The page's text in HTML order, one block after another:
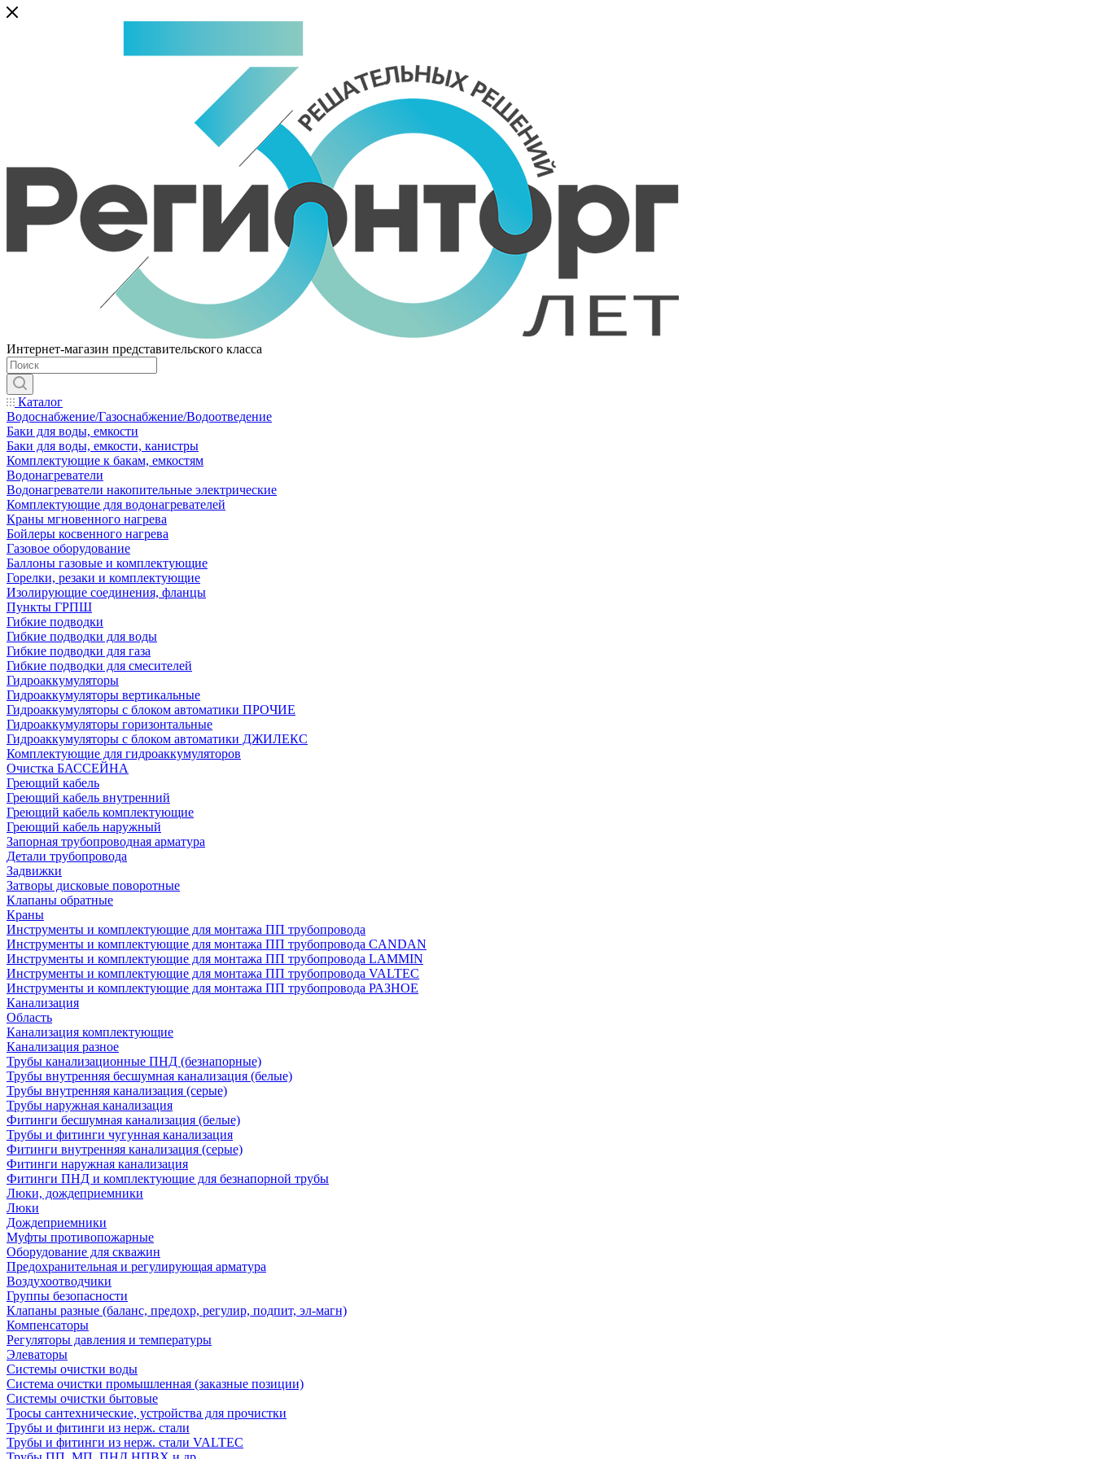
Интернет-магазин представительского класса
Каталог
Водоснабжение/Газоснабжение/Водоотведение
Баки для воды, емкости
Баки для воды, емкости, канистры
Комплектующие к бакам, емкостям
Водонагреватели
Водонагреватели накопительные электрические
Комплектующие для водонагревателей
Краны мгновенного нагрева
Бойлеры косвенного нагрева
Газовое оборудование
Баллоны газовые и комплектующие
Горелки, резаки и комплектующие
Изолирующие соединения, фланцы
Пункты ГРПШ
Гибкие подводки
Гибкие подводки для воды
Гибкие подводки для газа
Гибкие подводки для смесителей
Гидроаккумуляторы
Гидроаккумуляторы вертикальные
Гидроаккумуляторы с блоком автоматики ПРОЧИЕ
Гидроаккумуляторы горизонтальные
Гидроаккумуляторы с блоком автоматики ДЖИЛЕКС
Комплектующие для гидроаккумуляторов
Очистка БАССЕЙНА
Греющий кабель
Греющий кабель внутренний
Греющий кабель комплектующие
Греющий кабель наружный
Запорная трубопроводная арматура
Детали трубопровода
Задвижки
Затворы дисковые поворотные
Клапаны обратные
Краны
Инструменты и комплектующие для монтажа ПП трубопровода
Инструменты и комплектующие для монтажа ПП трубопровода CANDAN
Инструменты и комплектующие для монтажа ПП трубопровода LAMMIN
Инструменты и комплектующие для монтажа ПП трубопровода VALTEC
Инструменты и комплектующие для монтажа ПП трубопровода РАЗНОЕ
Канализация
Область
Канализация комплектующие
Канализация разное
Трубы канализационные ПНД (безнапорные)
Трубы внутренняя бесшумная канализация (белые)
Трубы внутренняя канализация (серые)
Трубы наружная канализация
Фитинги бесшумная канализация (белые)
Трубы и фитинги чугунная канализация
Фитинги внутренняя канализация (серые)
Фитинги наружная канализация
Фитинги ПНД и комплектующие для безнапорной трубы
Люки, дождеприемники
Люки
Дождеприемники
Муфты противопожарные
Оборудование для скважин
Предохранительная и регулирующая арматура
Воздухоотводчики
Группы безопасности
Клапаны разные (баланс, предохр, регулир, подпит, эл-магн)
Компенсаторы
Регуляторы давления и температуры
Элеваторы
Системы очистки воды
Система очистки промышленная (заказные позиции)
Системы очистки бытовые
Тросы сантехнические, устройства для прочистки
Трубы и фитинги из нерж. стали
Трубы и фитинги из нерж. стали VALTEC